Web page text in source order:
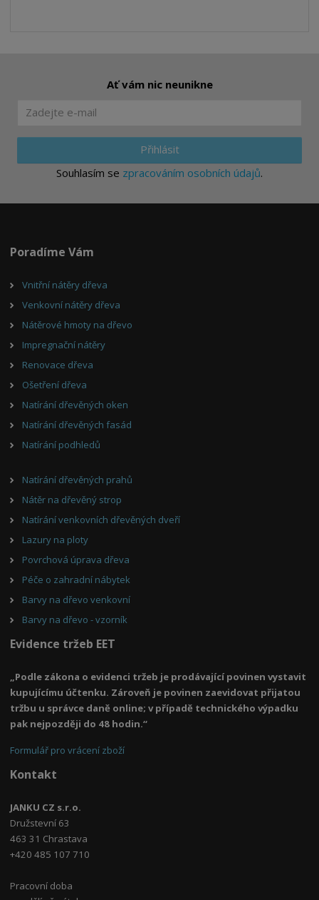
Ať vám nic neunikne
Přihlásit
Souhlasím se zpracováním osobních údajů.
Poradíme Vám
Vnitřní nátěry dřeva
Venkovní nátěry dřeva
Nátěrové hmoty na dřevo
Impregnační nátěry
Renovace dřeva
Ošetření dřeva
Natírání dřevěných oken
Natírání dřevěných fasád
Natírání podhledů
Natírání dřevěných prahů
Nátěr na dřevěný strop
Natírání venkovních dřevěných dveří
Lazury na ploty
Povrchová úprava dřeva
Péče o zahradní nábytek
Barvy na dřevo venkovní
Barvy na dřevo - vzorník
Evidence tržeb EET
„Podle zákona o evidenci tržeb je prodávající povinen vystavit
kupujícímu účtenku. Zároveň je povinen zaevidovat přijatou
tržbu u správce daně online; v případě technického výpadku
pak nejpozději do 48 hodin.“
Formulář pro vrácení zboží
Kontakt
JANKU CZ s.r.o.
Družstevní 63
463 31 Chrastava
+420 485 107 710
Pracovní doba